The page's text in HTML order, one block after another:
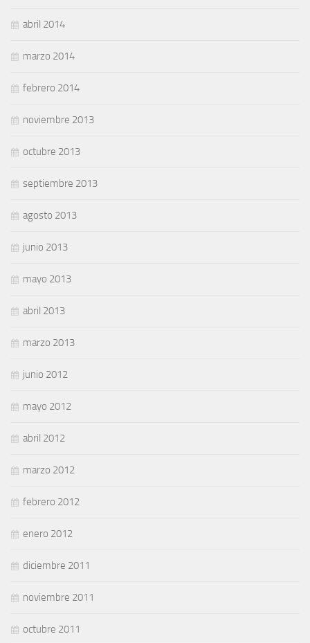
abril 2014
marzo 2014
febrero 2014
noviembre 2013
octubre 2013
septiembre 2013
agosto 2013
junio 2013
mayo 2013
abril 2013
marzo 2013
junio 2012
mayo 2012
abril 2012
marzo 2012
febrero 2012
enero 2012
diciembre 2011
noviembre 2011
octubre 2011